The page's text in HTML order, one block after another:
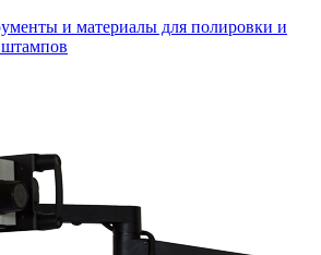
и материалы для полировки и